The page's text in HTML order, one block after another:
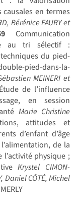
en termes
Bérénice FAURY et
Communication
au tri sélectif :
du pied-
pied-dans-la-
MEINERI et
Étude de l’influence
en session
Marie Christine
attitudes et
d’enfant d’âge
de la
l’activité physique ;
Krystel CIMON-
Daniel CÔTÉ, Michel